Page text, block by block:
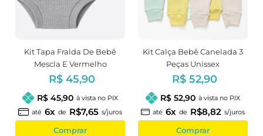
Kit Tapa Fralda De Bebê
Mescla E Vermelho
R$ 45,90
R$ 45,90 à vista no PIX
até 6x de R$7,65 s/juros
Comprar
Kit Calça Bebê Canelada 3
Peças Unissex
R$ 52,90
R$ 52,90 à vista no PIX
até 6x de R$8,82 s/juros
Comprar